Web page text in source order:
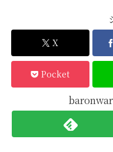
X
Pocket